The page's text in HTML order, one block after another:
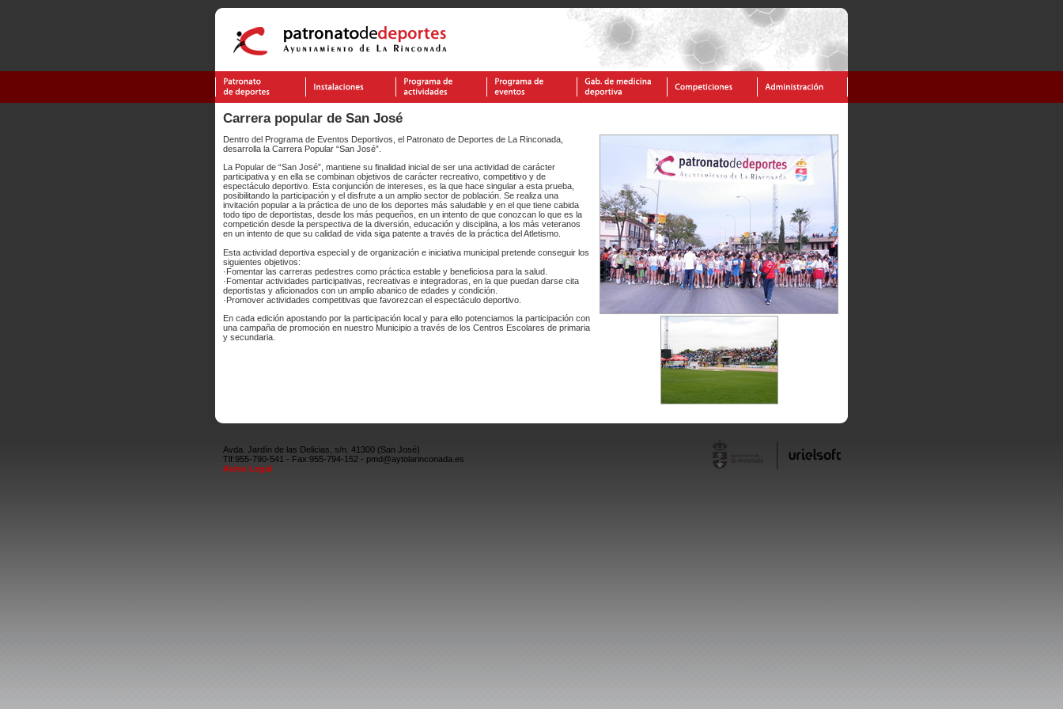
Carrera popular de San José
Dentro del Programa de Eventos Deportivos, el Patronato de Deportes de La Rinconada,
desarrolla la Carrera Popular “San José”.
La Popular de “San José”, mantiene su finalidad inicial de ser una actividad de carácter
participativa y en ella se combinan objetivos de carácter recreativo, competitivo y de
espectáculo deportivo. Esta conjunción de intereses, es la que hace singular a esta prueba,
posibilitando la participación y el disfrute a un amplio sector de población. Se realiza una
invitación popular a la práctica de uno de los deportes más saludable y en el que tiene cabida
todo tipo de deportistas, desde los más pequeños, en un intento de que conozcan lo que es la
competición desde la perspectiva de la diversión, educación y disciplina, a los más veteranos
en un intento de que su calidad de vida siga patente a través de la práctica del Atletismo.
Esta actividad deportiva especial y de organización e iniciativa municipal pretende conseguir los
siguientes objetivos:
·Fomentar las carreras pedestres como práctica estable y beneficiosa para la salud.
·Fomentar actividades participativas, recreativas e integradoras, en la que puedan darse cita
deportistas y aficionados con un amplio abanico de edades y condición.
·Promover actividades competitivas que favorezcan el espectáculo deportivo.
En cada edición apostando por la participación local y para ello potenciamos la participación con
una campaña de promoción en nuestro Municipio a través de los Centros Escolares de primaria
y secundaria.
Avda. Jardín de las Delicias, s/n. 41300 (San José)
Tlf:955-790-541 - Fax:955-794-152 - pmd@aytolarinconada.es
Aviso Legal